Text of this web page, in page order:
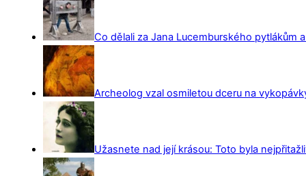
Co dělali za Jana Lucemburského pytlákům
Archeolog vzal osmiletou dceru na
Užasnete nad její krásou: Toto byla